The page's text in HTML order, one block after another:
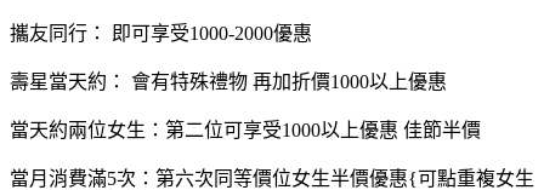
攜友同行： 即可享受1000-2000優惠
壽星當天約： 會有特殊禮物 再加折價1000以上優惠
當天約兩位女生：第二位可享受1000以上優惠 佳節半價
當月消費滿5次：第六次同等價位女生半價優惠{可點重複女生